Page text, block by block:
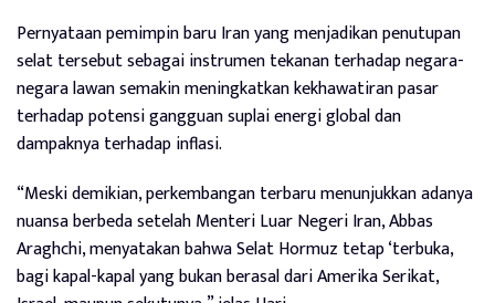
Pernyataan pemimpin baru Iran yang menjadikan penutupan
selat tersebut sebagai instrumen tekanan terhadap negara-
negara lawan semakin meningkatkan kekhawatiran pasar
terhadap potensi gangguan suplai energi global dan
dampaknya terhadap inflasi.
“Meski demikian, perkembangan terbaru menunjukkan adanya
nuansa berbeda setelah Menteri Luar Negeri Iran, Abbas
Araghchi, menyatakan bahwa Selat Hormuz tetap ‘terbuka,
bagi kapal-kapal yang bukan berasal dari Amerika Serikat,